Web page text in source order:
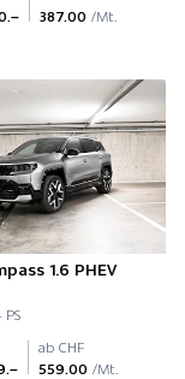
387.00 /Mt.
1.6 PHEV
ab CHF
559.00 /Mt.